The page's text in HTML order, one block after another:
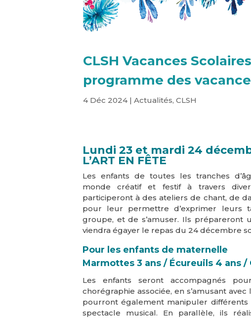
CLSH Vacances
programme des
4 Déc 2024 | Actualités, CLSH
Lundi 23 et mardi 24
L’ART EN FÊTE
Les enfants de toutes les tranches
monde créatif et festif à travers
participeront à des ateliers de chant, de
pour leur permettre d’exprimer leurs
groupe, et de s’amuser. Ils prépareront
viendra égayer le repas du 24 décembre
Pour les enfants de maternelle
Marmottes 3 ans / Écureuils 4 ans /
Les enfants seront accompagnés
chorégraphie associée, en s’amusant
pourront également manipuler
spectacle musical. En parallèle, ils